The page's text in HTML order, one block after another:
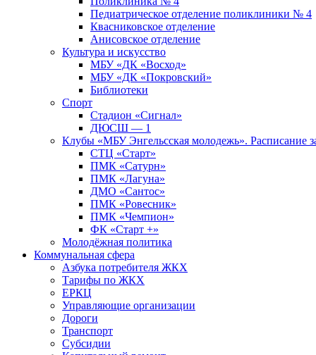
Педиатрическое отделение поликлиники № 4
Квасниковское отделение
Анисовское отделение
Культура и искусство
МБУ «ДК «Восход»
МБУ «ДК «Покровский»
Библиотеки
Спорт
Стадион «Сигнал»
ДЮСШ — 1
Клубы «МБУ Энгельсская молодежь». Расписание
СТЦ «Старт»
ПМК «Сатурн»
ПМК «Лагуна»
ДМО «Сантос»
ПМК «Ровесник»
ПМК «Чемпион»
ФК «Старт +»
Молодёжная политика
Коммунальная сфера
Азбука потребителя ЖКХ
Тарифы по ЖКХ
ЕРКЦ
Управляющие организации
Дороги
Транспорт
Субсидии